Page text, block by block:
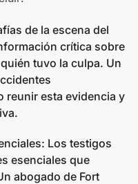
de la escena del
crítica sobre
tuvo la culpa. Un
reunir esta evidencia y
Los testigos
esenciales que
abogado de Fort